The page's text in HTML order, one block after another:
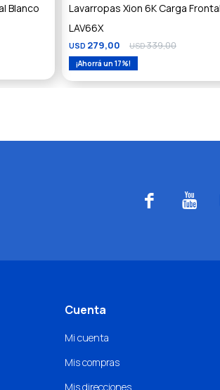
Blanco
Lavarropas Xion 6K Carga
LAV66X
USD 279,00 USD339,00
17
 
Cuenta
Mi cuenta
Mis compras
Mis direcciones